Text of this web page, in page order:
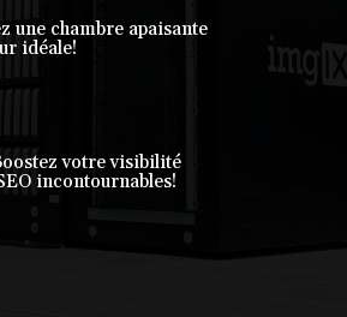
une chambre apaisante
idéale!
votre visibilité
incontournables!